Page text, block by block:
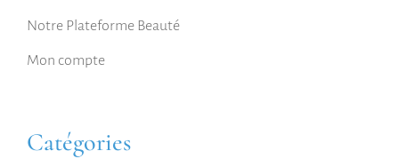
Notre Plateforme Beauté
Mon compte
Catégories